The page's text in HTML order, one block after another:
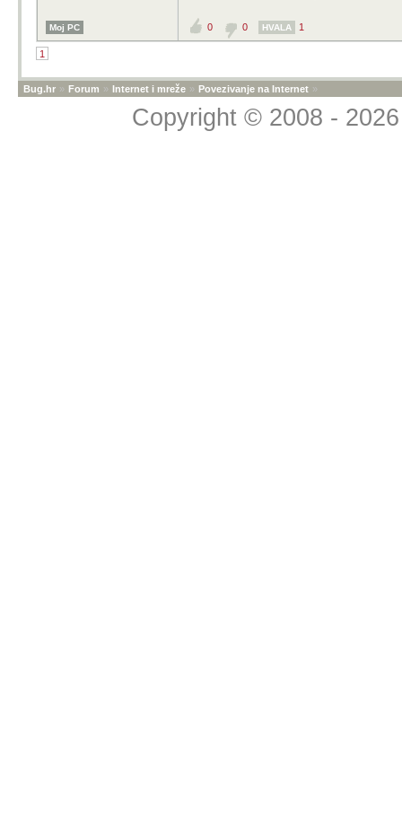
Moj PC 0 0 HVALA 1
1
Bug.hr » Forum » Internet i mreže » Povezivanje na Internet »
Copyright © 2008 -